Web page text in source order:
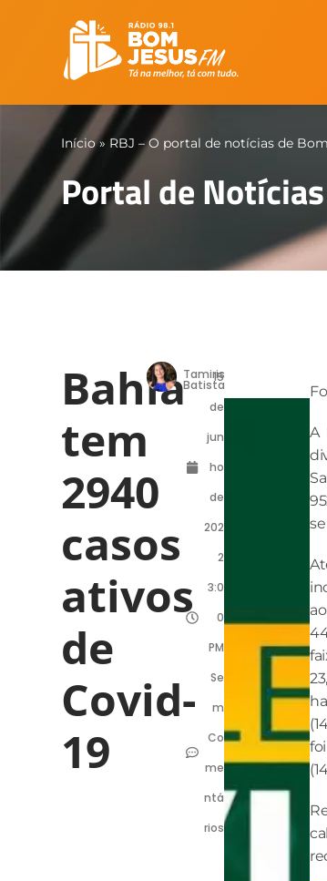
Início» RBJ – O portal de notícias de
Portal de
Bahia
tem
2940
casos
ativos
de
Covid-
19
Tamiris
Batista
15
de
jun
ho
de
202
2
3:0
0
PM
Se
m
Co
me
ntá
rios
A